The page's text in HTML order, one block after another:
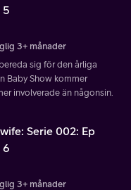
5
3+ månader
sig för den årliga
Baby Show kommer
involverade än någonsin.
Serie 002: Ep
6
3+ månader